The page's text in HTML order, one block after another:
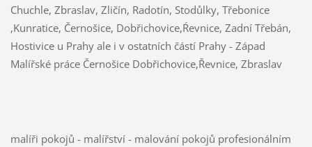
Chuchle, Zbraslav, Zličín, Radotín, Stodůlky, Třebonice
,Kunratice, Černošice, Dobřichovice,Ŕevnice, Zadní Třebán,
Hostivice u Prahy ale i v ostatních částí Prahy - Západ
Malířské práce Černošice Dobřichovice,Řevnice, Zbraslav
malíři pokojů - malířství - malování pokojů profesionálním